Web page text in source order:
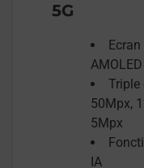
5G
Ecran
AMOLED
Triple
50Mpx,
5Mpx
IA